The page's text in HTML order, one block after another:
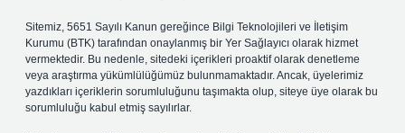
Sitemiz, 5651 Sayılı Kanun gereğince Bilgi Teknolojileri ve İletişim
Kurumu (BTK) tarafından onaylanmış bir Yer Sağlayıcı olarak hizmet
vermektedir. Bu nedenle, sitedeki içerikleri proaktif olarak denetleme
veya araştırma yükümlülüğümüz bulunmamaktadır. Ancak, üyelerimiz
yazdıkları içeriklerin sorumluluğunu taşımakta olup, siteye üye olarak bu
sorumluluğu kabul etmiş sayılırlar.